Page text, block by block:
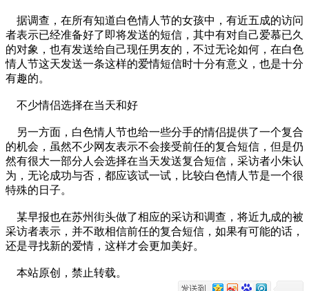
据调查，在所有知道白色情人节的女孩中，有近五成的访问
者表示已经准备好了即将发送的短信，其中有对自己爱慕已久
的对象，也有发送给自己现任男友的，不过无论如何，在白色
情人节这天发送一条这样的爱情短信时十分有意义，也是十分
有趣的。
不少情侣选择在当天和好
另一方面，白色情人节也给一些分手的情侣提供了一个复合
的机会，虽然不少网友表示不会接受前任的复合短信，但是仍
然有很大一部分人会选择在当天发送复合短信，采访者小朱认
为，无论成功与否，都应该试一试，比较白色情人节是一个很
特殊的日子。
某早报也在苏州街头做了相应的采访和调查，将近九成的被
采访者表示，并不敢相信前任的复合短信，如果有可能的话，
还是寻找新的爱情，这样才会更加美好。
本站原创，禁止转载。